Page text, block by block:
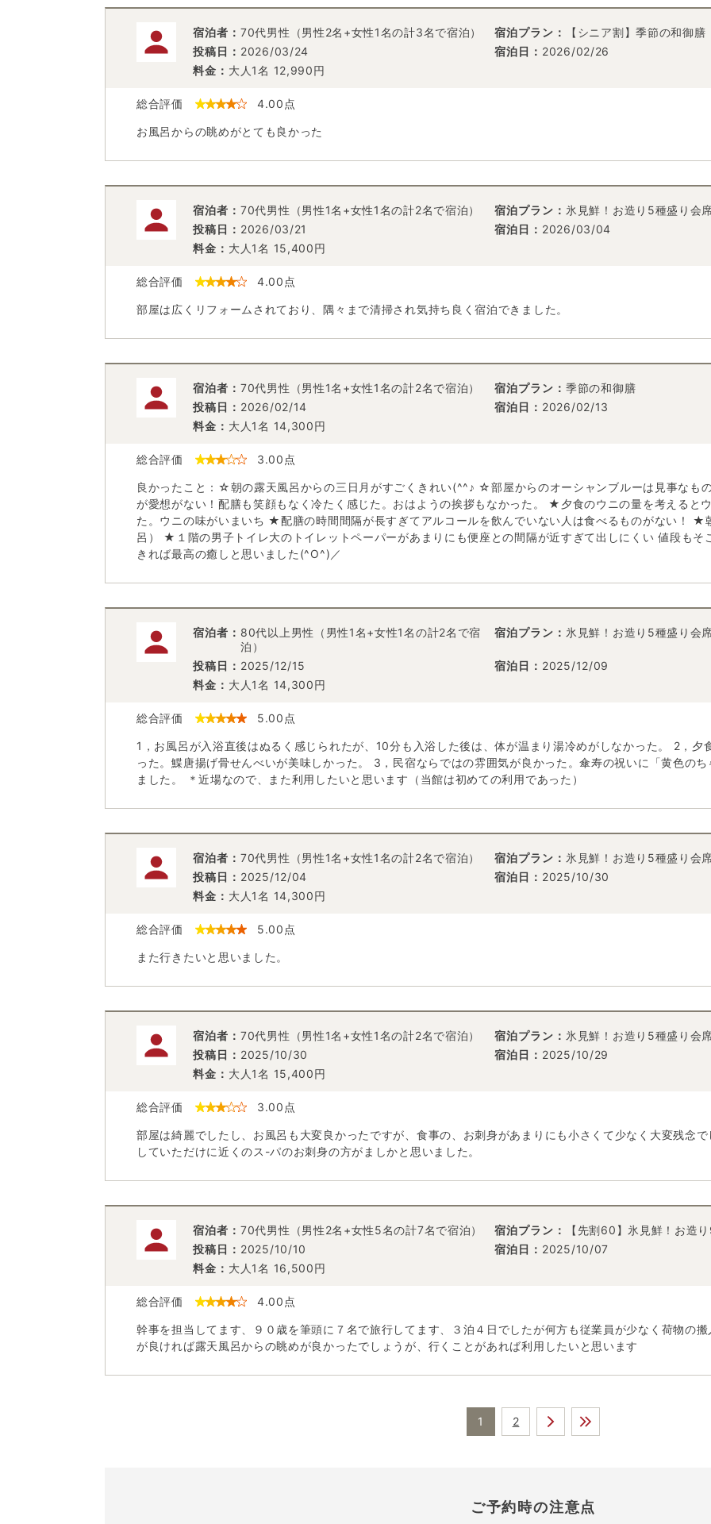
宿泊者： 70代男性（男性2名+女性1名の計3名で宿泊）
宿泊日： 2026/02/26
宿泊プラン： 【シニア割】季節の和御膳
料金： 大人1名 12,990円
投稿日： 2026/03/24
総合評価 4.00 点
お風呂からの眺めがとても良かった
宿泊者： 70代男性（男性1名+女性1名の計2名で宿泊）
宿泊日： 2026/03/04
宿泊プラン： 氷見鮮！お造り5種盛り会
料金： 大人1名 15,400円
投稿日： 2026/03/21
総合評価 4.00 点
部屋は広くリフォームされており、隅々まで清掃され気持ち良く宿泊できました。
宿泊者： 70代男性（男性1名+女性1名の計2名で宿泊）
宿泊日： 2026/02/13
宿泊プラン： 季節の和御膳
料金： 大人1名 14,300円
投稿日： 2026/02/14
総合評価 3.00 点
良かったこと：☆朝の露天風呂からの三日月がすごくきれい(^^♪ ☆部屋からのオーシャンブルーは見事なも
が愛想がない！配膳も笑顔もなく冷たく感じた。おはようの挨拶もなかった。 ★夕食のウニの量を考えると
た。ウニの味がいまいち ★配膳の時間間隔が長すぎてアルコールを飲んでいない人は食べるものがない！ ★
呂） ★１階の男子トイレ大のトイレットペーパーがあまりにも便座との間隔が近すぎて出しにくい 値段もそ
きれば最高の癒しと思いました(^O^)／
宿泊者： 80代以上男性（男性1名+女性1名の計2名で宿
泊）
宿泊日： 2025/12/09
宿泊プラン： 氷見鮮！お造り5種盛り会
料金： 大人1名 14,300円
投稿日： 2025/12/15
総合評価 5.00 点
1，お風呂が入浴直後はぬるく感じられたが、10分も入浴した後は、体が温まり湯冷めがしなかった。 2，夕
った。鰈唐揚げ骨せんべいが美味しかった。 3，民宿ならではの雰囲気が良かった。傘寿の祝いに「黄色の
ました。 ＊近場なので、また利用したいと思います（当館は初めての利用であった）
宿泊者： 70代男性（男性1名+女性1名の計2名で宿泊）
宿泊日： 2025/10/30
宿泊プラン： 氷見鮮！お造り5種盛り会
料金： 大人1名 14,300円
投稿日： 2025/12/04
総合評価 5.00 点
また行きたいと思いました。
宿泊者： 70代男性（男性1名+女性1名の計2名で宿泊）
宿泊日： 2025/10/29
宿泊プラン： 氷見鮮！お造り5種盛り会
料金： 大人1名 15,400円
投稿日： 2025/10/30
総合評価 3.00 点
部屋は綺麗でしたし、お風呂も大変良かったですが、食事の、お刺身があまりにも小さくて少なく大変残念
していただけに近くのス-パのお刺身の方がましかと思いました。
宿泊者： 70代男性（男性2名+女性5名の計7名で宿泊）
宿泊日： 2025/10/07
宿泊プラン： 【先割60】氷見鮮！お造
料金： 大人1名 16,500円
投稿日： 2025/10/10
総合評価 4.00 点
幹事を担当してます、９０歳を筆頭に７名で旅行してます、３泊４日でしたが何方も従業員が少なく荷物の
が良ければ露天風呂からの眺めが良かったでしょうが、行くことがあれば利用したいと思います
1 2
ご予約時の注意点